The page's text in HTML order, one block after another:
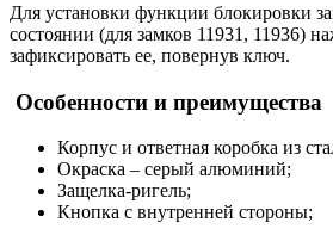
Для установки функции блокировки
состоянии (для замков 11931, 11936)
зафиксировать ее, повернув ключ.
Особенности и преимущества
Корпус и ответная коробка из
Окраска – серый алюминий;
Защелка-ригель;
Кнопка с внутренней стороны;